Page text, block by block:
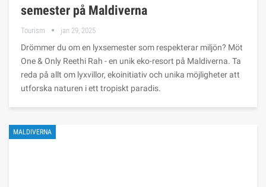
semester på Maldiverna
Tourism jan 29, 2025
Drömmer du om en lyxsemester som respekterar miljön? Möt
One & Only Reethi Rah - en unik eko-resort på Maldiverna. Ta
reda på allt om lyxvillor, ekoinitiativ och unika möjligheter att
utforska naturen i ett tropiskt paradis.
MALDIVERNA